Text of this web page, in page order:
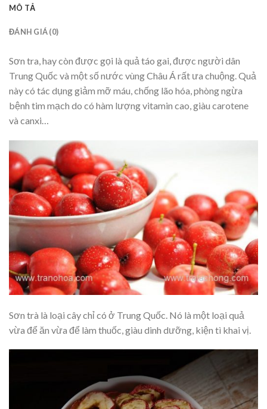
MÔ TẢ
ĐÁNH GIÁ (0)
Sơn tra, hay còn được gọi là quả táo gai, được người dân
Trung Quốc và một số nước vùng Châu Á rất ưa chuộng. Quả
này có tác dụng giảm mỡ máu, chống lão hóa, phòng ngừa
bệnh tim mạch do có hàm lượng vitamin cao, giàu carotene
và canxi…
Sơn trà là loại cây chỉ có ở Trung Quốc. Nó là một loại quả
vừa để ăn vừa để làm thuốc, giàu dinh dưỡng, kiện tì khai vị.